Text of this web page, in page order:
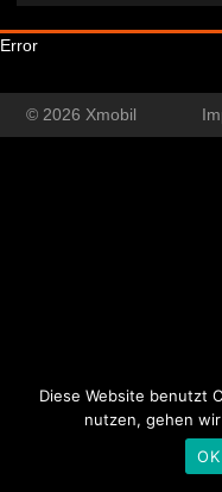
Error
© 2026 Xmobil
Diese Website benutzt
nutzen, gehen
OK